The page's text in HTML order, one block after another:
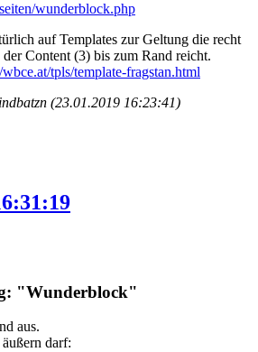
wunderblock.php
auf Templates zur Geltung die recht
Content (3) bis zum Rand reicht.
tpls/template-fragstan.html
(23.01.2019 16:23:41)
"Wunderblock"
aus.
darf: